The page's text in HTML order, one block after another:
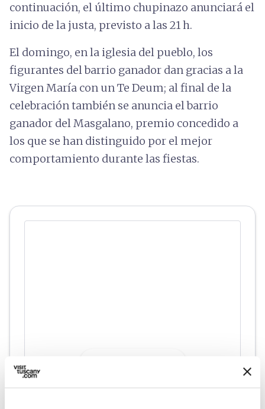
continuación, el último chupinazo anunciará el
inicio de la justa, previsto a las 21 h.
El domingo, en la iglesia del pueblo, los
figurantes del barrio ganador dan gracias a la
Virgen María con un Te Deum; al final de la
celebración también se anuncia el barrio
ganador del Masgalano, premio concedido a
los que se han distinguido por el mejor
comportamiento durante las fiestas.